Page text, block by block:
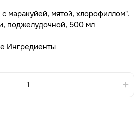
маракуйей, мятой, хлорофиллом".
поджелудочной, 500 мл
Ингредиенты